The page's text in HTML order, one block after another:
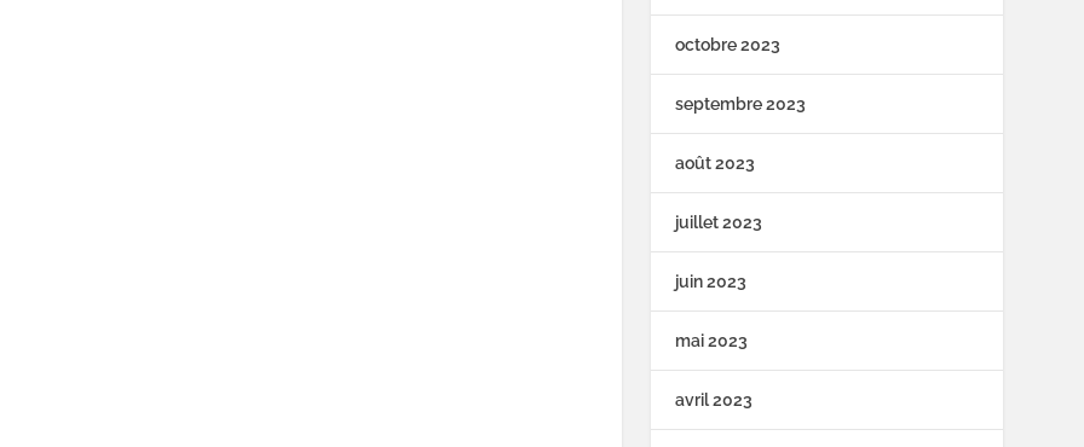
octobre 2023
septembre 2023
août 2023
juillet 2023
juin 2023
mai 2023
avril 2023